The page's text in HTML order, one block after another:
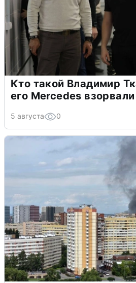
Кто такой Владимир
его Mercedes взорвали
5 августа 0